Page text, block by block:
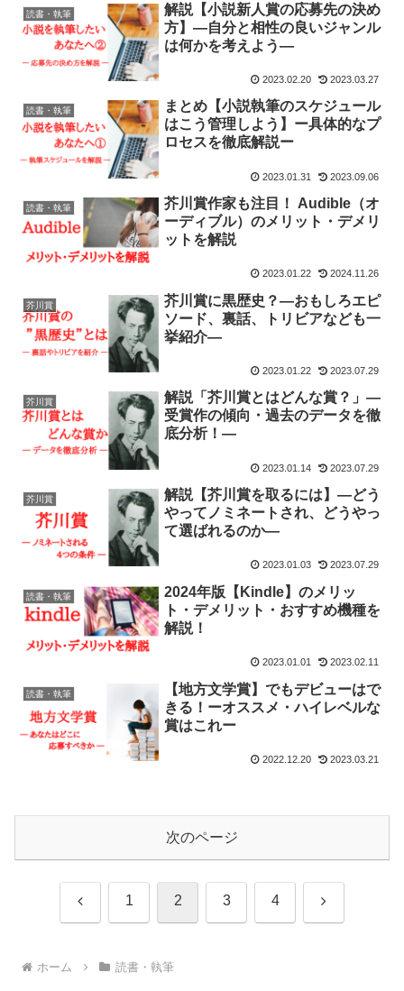
読書・執筆
解説【小説新人賞の応募先の決め
方】—自分と相性の良いジャンル
は何かを考えよう―
2023.02.20 2023.03.27
読書・執筆
まとめ【小説執筆のスケジュール
はこう管理しよう】ー具体的なプ
ロセスを徹底解説ー
2023.01.31 2023.09.06
読書・執筆
芥川賞作家も注目！ Audible（オ
ーディブル）のメリット・デメリ
ットを解説
2023.01.22 2024.11.26
芥川賞
芥川賞に黒歴史？—おもしろエピ
ソード、裏話、トリビアなども一
挙紹介—
2023.01.22 2023.07.29
芥川賞
解説「芥川賞とはどんな賞？」—
受賞作の傾向・過去のデータを徹
底分析！—
2023.01.14 2023.07.29
芥川賞
解説【芥川賞を取るには】—どう
やってノミネートされ、どうやっ
て選ばれるのか—
2023.01.03 2023.07.29
読書・執筆
2024年版【Kindle】のメリッ
ト・デメリット・おすすめ機種を
解説！
2023.01.01 2023.02.11
読書・執筆
【地方文学賞】でもデビューはで
きる！ーオススメ・ハイレベルな
賞はこれー
2022.12.20 2023.03.21
次のページ
前 1 2 3 4 次
ホーム 読書・執筆